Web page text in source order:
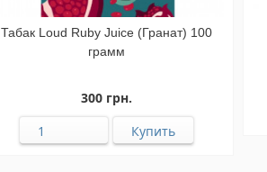
Табак Loud Ruby Juice (Гранат) 100
грамм
300 грн.